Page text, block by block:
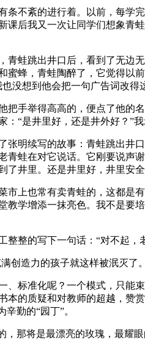
不紊的进行着。以前，每学
课后我又一次让同学们想象青
蛙跳出井口后，看到了无边
蜜蜂，青蛙陶醉了，它觉得以
没想到他会把一句广告词改得
手举得高高的，便点了他的名
“是井里好，还是井外好？”
明续写的故事：青蛙跳出井口
青蛙在对它说话。它刚要说声
了井里。还是井里好，井里安全
也常有卖青蛙的，这都是有
教学增添一抹亮色。我不是要
整的写下一句话：“对不起，
造力的孩子就这样被泯灭了。
标准化呢？一个模式，只能
本的质疑和对教师的超越，赞
勤的“园丁”。
那将是最漂亮的玫瑰，最耀眼